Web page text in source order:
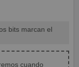
bits marcan el
cuando